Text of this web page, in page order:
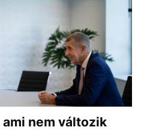
nem változik